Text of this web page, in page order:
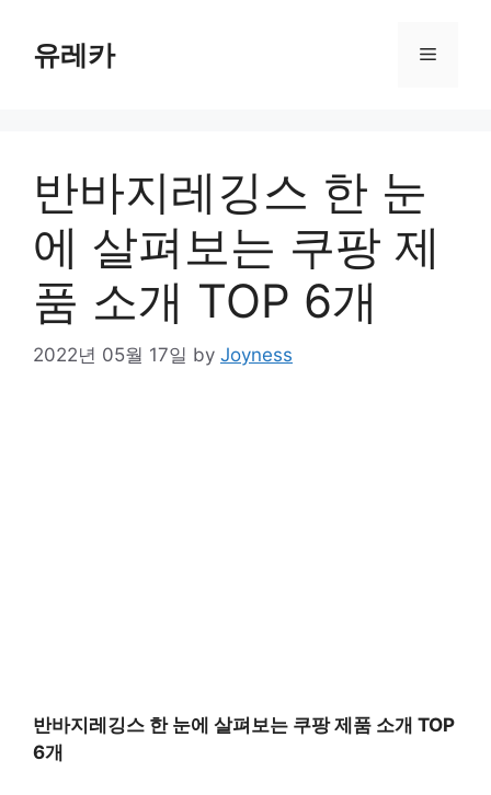
content유레카 Menu
반바지레깅스 한 눈
에 살펴보는 쿠팡 제
품 소개 TOP 6개
2022년 05월 17일 by Joyness
반바지레깅스 한 눈에 살펴보는 쿠팡 제품 소개 TOP
6개